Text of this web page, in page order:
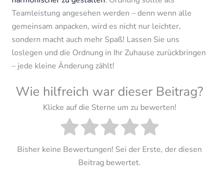
Teamleistung angesehen werden – denn wenn alle
gemeinsam anpacken, wird es nicht nur leichter,
sondern macht auch mehr Spaß! Lassen Sie uns
loslegen und die Ordnung in Ihr Zuhause zurückbringen
– jede kleine Änderung zählt!
Wie hilfreich war dieser Beitrag?
Klicke auf die Sterne um zu bewerten!
Bisher keine Bewertungen! Sei der Erste, der diesen
Beitrag bewertet.